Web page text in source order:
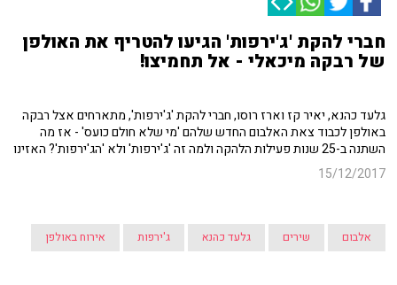
חברי להקת 'ג'ירפות' הגיעו להטריף את האולפן
של רבקה מיכאלי - אל תחמיצו!
גלעד כהנא, יאיר קז וארז רוסו, חברי להקת 'ג'ירפות', מתארחים אצל רבקה
באולפן לכבוד צאת האלבום החדש שלהם 'מי שלא חולם כועס' - אז מה
השתנה ב-25 שנות פעילות הלהקה ולמה זה 'ג'ירפות' ולא 'הג'ירפות'? האזינו
15/12/2017
אלבום שירים גלעד כהנא ג'ירפות אירוח באולפן